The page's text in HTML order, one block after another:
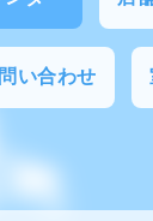
い合わせ